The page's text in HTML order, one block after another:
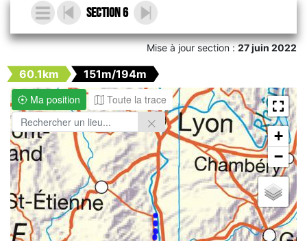
Section 6
Mise à jour section :27 juin 2022
60.1km
151m/194m
Ma position
Toute la trace
+
−